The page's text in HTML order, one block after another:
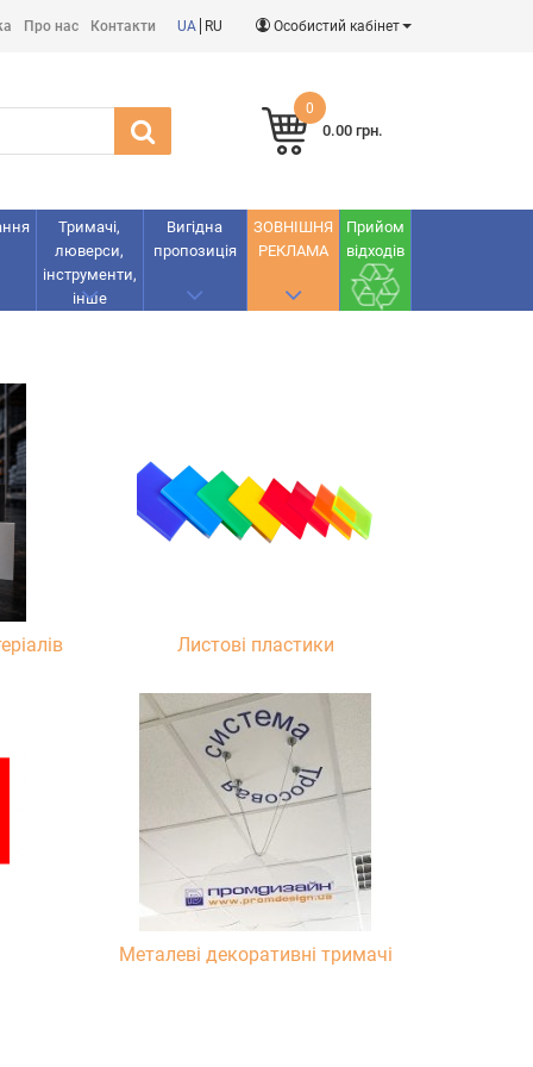
Про нас Контакти UA RU Особистий кабінет
0
0.00 грн.
Тримачі,
люверси,
інструменти,
інше
Вигідна
пропозиція
ЗОВНІШНЯ
РЕКЛАМА
Прийом
відходів
Листові пластики
Металеві декоративні тримачі